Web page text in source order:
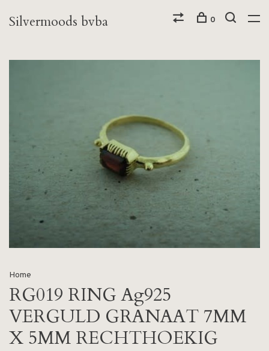
Silvermoods bvba 0
Home
RG019 RING Ag925
VERGULD GRANAAT 7MM
X 5MM RECHTHOEKIG